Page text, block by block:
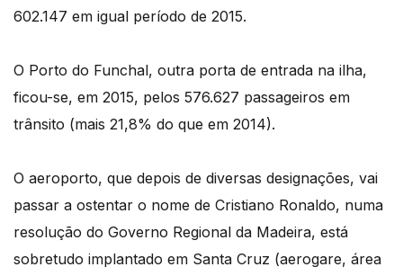
602.147 em igual período de 2015.
O Porto do Funchal, outra porta de entrada na ilha,
ficou-se, em 2015, pelos 576.627 passageiros em
trânsito (mais 21,8% do que em 2014).
O aeroporto, que depois de diversas designações, vai
passar a ostentar o nome de Cristiano Ronaldo, numa
resolução do Governo Regional da Madeira, está
sobretudo implantado em Santa Cruz (aerogare, área